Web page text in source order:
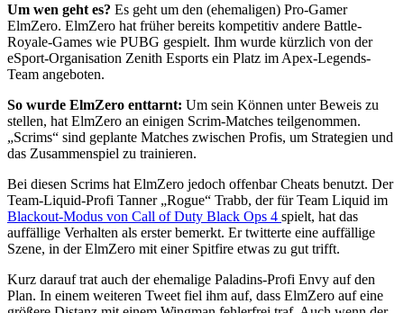
Um wen geht es? Es geht um den (ehemaligen) Pro-Gamer
ElmZero. ElmZero hat früher bereits kompetitiv andere Battle-
Royale-Games wie PUBG gespielt. Ihm wurde kürzlich von der
eSport-Organisation Zenith Esports ein Platz im Apex-Legends-
Team angeboten.
So wurde ElmZero enttarnt: Um sein Können unter Beweis zu
stellen, hat ElmZero an einigen Scrim-Matches teilgenommen.
„Scrims“ sind geplante Matches zwischen Profis, um Strategien und
das Zusammenspiel zu trainieren.
Bei diesen Scrims hat ElmZero jedoch offenbar Cheats benutzt. Der
Team-Liquid-Profi Tanner „Rogue“ Trabb, der für Team Liquid im
Blackout-Modus von Call of Duty Black Ops 4 spielt, hat das
auffällige Verhalten als erster bemerkt. Er twitterte eine auffällige
Szene, in der ElmZero mit einer Spitfire etwas zu gut trifft.
Kurz darauf trat auch der ehemalige Paladins-Profi Envy auf den
Plan. In einem weiteren Tweet fiel ihm auf, dass ElmZero auf eine